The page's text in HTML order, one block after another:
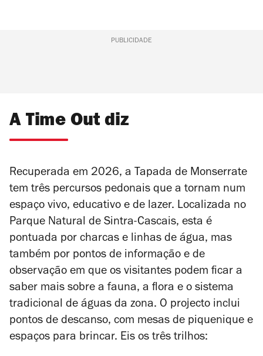
PUBLICIDADE
A Time Out diz
Recuperada em 2026, a Tapada de Monserrate
tem três percursos pedonais que a tornam num
espaço vivo, educativo e de lazer. Localizada no
Parque Natural de Sintra-Cascais, esta é
pontuada por charcas e linhas de água, mas
também por pontos de informação e de
observação em que os visitantes podem ficar a
saber mais sobre a fauna, a flora e o sistema
tradicional de águas da zona. O projecto inclui
pontos de descanso, com mesas de piquenique e
espaços para brincar. Eis os três trilhos: